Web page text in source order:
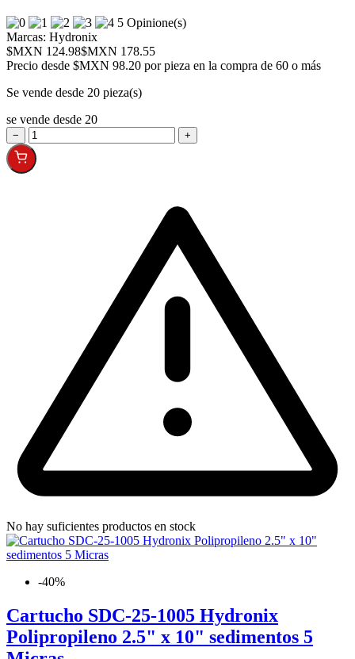
5 Opinione(s)
Marcas: Hydronix
$MXN 124.98$MXN 178.55
Precio desde $MXN 98.20 por pieza en la compra de 60 o más
Se vende desde 20 pieza(s)
se vende desde 20
− +
No hay suficientes productos en stock
-40%
Cartucho SDC-25-1005 Hydronix
Polipropileno 2.5" x 10" sedimentos 5